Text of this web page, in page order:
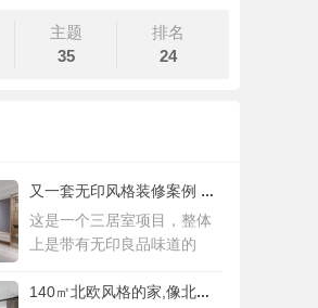
主题
35
排名
24
又一套无印风格装修案例 三居室设计简约而
这是一个三居室项目，整体
上是带有无印良品味道的
140㎡北欧风格的家,像北欧人一样去生活